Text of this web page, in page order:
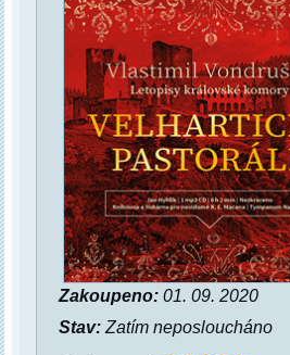
Zakoupeno: 01. 09. 2020
Stav: Zatím neposloucháno